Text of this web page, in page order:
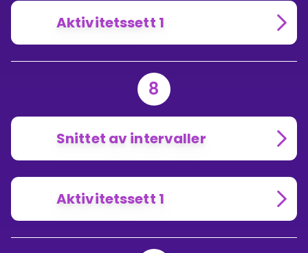
Aktivitetssett 1
8
Snittet av intervaller
Aktivitetssett 1